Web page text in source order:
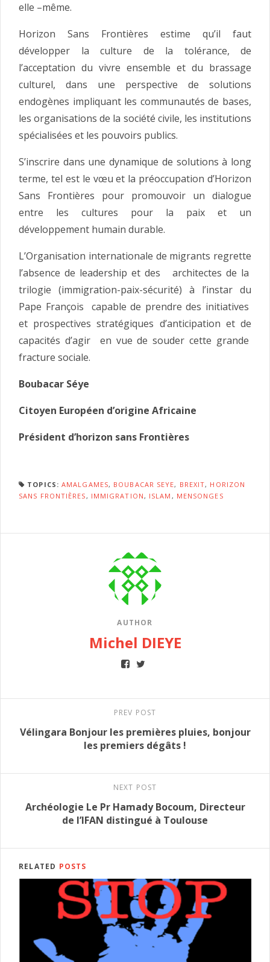
elle –même.
Horizon Sans Frontières estime qu’il faut
développer la culture de la tolérance, de
l’acceptation du vivre ensemble et du brassage
culturel, dans une perspective de solutions
endogènes impliquant les communautés de bases,
les organisations de la société civile, les institutions
spécialisées et les pouvoirs publics.
S’inscrire dans une dynamique de solutions à long
terme, tel est le vœu et la préoccupation d’Horizon
Sans Frontières pour promouvoir un dialogue
entre les cultures pour la paix et un
développement humain durable.
L’Organisation internationale de migrants regrette
l’absence de leadership et des architectes de la
trilogie (immigration-paix-sécurité) à l’instar du
Pape François capable de prendre des initiatives
et prospectives stratégiques d’anticipation et de
capacités d’agir en vue de souder cette grande
fracture sociale.
Boubacar Séye
Citoyen Européen d’origine Africaine
Président d’horizon sans Frontières
TOPICS: AMALGAMES, BOUBACAR SEYE, BREXIT, HORIZON
SANS FRONTIÈRES, IMMIGRATION, ISLAM , MENSONGES
AUTHOR
Michel DIEYE
PREV POST
Vélingara Bonjour les premières pluies, bonjour
les premiers dégâts !
NEXT POST
Archéologie Le Pr Hamady Bocoum, Directeur
de l’IFAN distingué à Toulouse
RELATED POSTS